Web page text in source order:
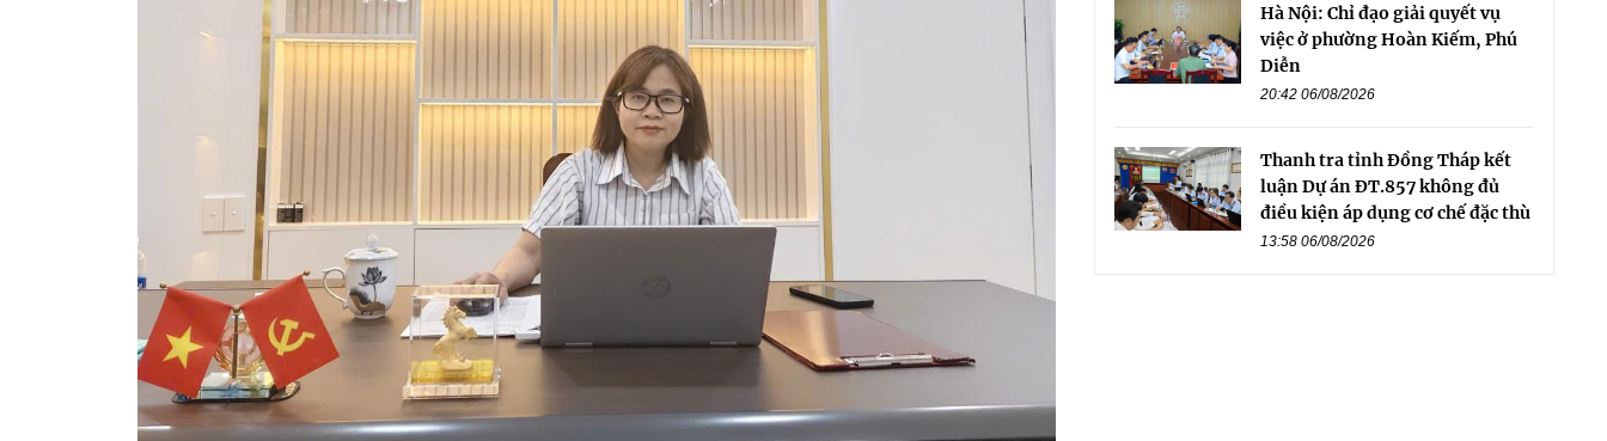
Hà Nội: Chỉ đạo giải quyết vụ
việc ở phường Hoàn Kiếm, Phú
Diễn
20:42 06/08/2026
Thanh tra tỉnh Đồng Tháp kết
luận Dự án ĐT.857 không đủ
điều kiện áp dụng cơ chế đặc thù
13:58 06/08/2026